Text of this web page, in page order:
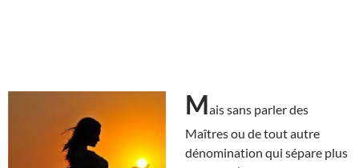
Mais sans parler des
Maîtres ou de tout autre
dénomination qui sépare plus